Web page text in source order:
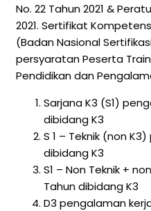
No. 22 Tahun 2021 &
2021. Sertifikat
(Badan Nasional
persyaratan Peserta
Pendidikan dan
Sarjana K3 (S1)
dibidang K3
S 1 – Teknik (non
dibidang K3
S1 – Non Teknik +
Tahun dibidang K3
D3 pengalaman